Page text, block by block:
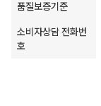
품질보증기준
소비자상담 전화번
호